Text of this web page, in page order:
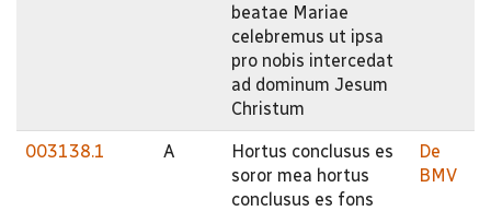
beatae Mariae
celebremus ut ipsa
pro nobis intercedat
ad dominum Jesum
Christum
003138.1 A
Hortus conclusus es
soror mea hortus
conclusus es fons
De
BMV